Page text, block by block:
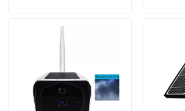
Cámara de seguridad de la
Cámaras de seguridad en el